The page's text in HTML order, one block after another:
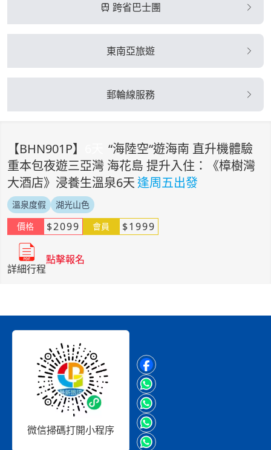
跨省巴士團
東南亞旅遊
郵輪線服務
【BHN901P】
“海陸空“遊海南 直升機體驗
重本包夜遊三亞灣 海花島 提升入住：《樟樹灣
大酒店》浸養生溫泉6天逢周五出發
溫泉度假
湖光山色
價格
$2099 會員 $1999
詳細行程
點擊報名
微信掃碼打開小程序